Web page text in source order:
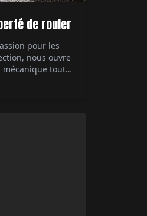
de rouler
pour les
nous ouvre
mécanique tout